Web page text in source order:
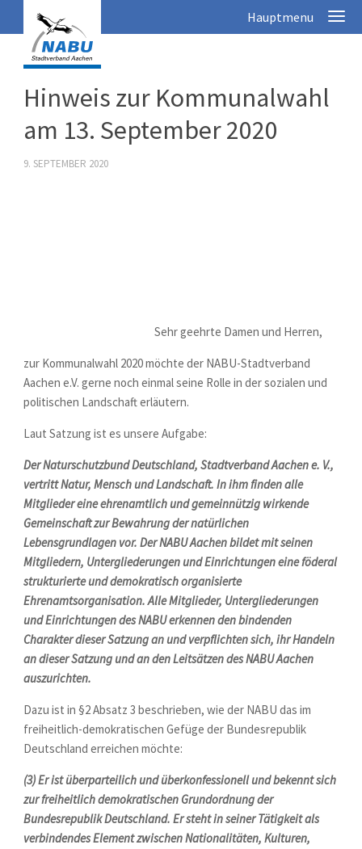
Hinweis zur Kommunalwahl
am 13. September 2020
9. SEPTEMBER 2020
Sehr geehrte Damen und Herren,
zur Kommunalwahl 2020 möchte der NABU-Stadtverband
Aachen e.V. gerne noch einmal seine Rolle in der sozialen und
politischen Landschaft erläutern.
Laut Satzung ist es unsere Aufgabe:
Der Naturschutzbund Deutschland, Stadtverband Aachen e. V.,
vertritt Natur, Mensch und Landschaft. In ihm finden alle
Mitglieder eine ehrenamtlich und gemeinnützig wirkende
Gemeinschaft zur Bewahrung der natürlichen
Lebensgrundlagen vor. Der NABU Aachen bildet mit seinen
Mitgliedern, Untergliederungen und Einrichtungen eine föderal
strukturierte und demokratisch organisierte
Ehrenamtsorganisation. Alle Mitglieder, Untergliederungen
und Einrichtungen des NABU erkennen den bindenden
Charakter dieser Satzung an und verpflichten sich, ihr Handeln
an dieser Satzung und an den Leitsätzen des NABU Aachen
auszurichten.
Dazu ist in §2 Absatz 3 beschrieben, wie der NABU das im
freiheitlich-demokratischen Gefüge der Bundesrepublik
Deutschland erreichen möchte:
(3) Er ist überparteilich und überkonfessionell und bekennt sich
zur freiheitlich demokratischen Grundordnung der
Bundesrepublik Deutschland. Er steht in seiner Tätigkeit als
verbindendes Element zwischen Nationalitäten, Kulturen,